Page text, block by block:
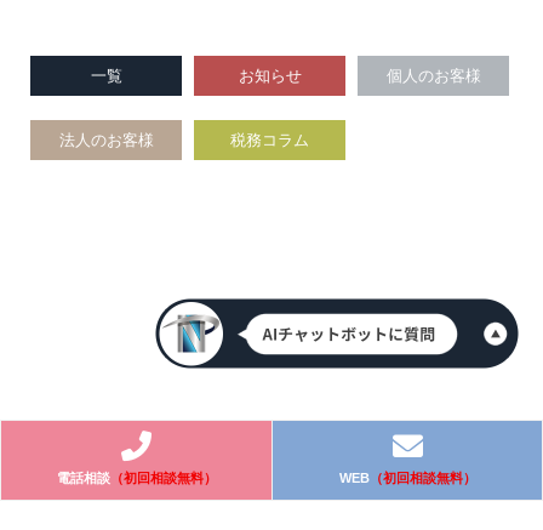
一覧 お知らせ 個人のお客様
法人のお客様 税務コラム
電話相談（初回相談無料） WEB（初回相談無料）